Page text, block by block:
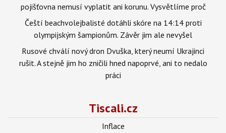
pojišťovna nemusí vyplatit ani korunu. Vysvětlíme proč
Čeští beachvolejbalisté dotáhli skóre na 14:14 proti
olympijským šampionům. Závěr jim ale nevyšel
Rusové chválí nový dron Dvuška, který neumí Ukrajinci
rušit. A stejně jim ho zničili hned napoprvé, ani to nedalo
práci
Tiscali.cz
Inflace